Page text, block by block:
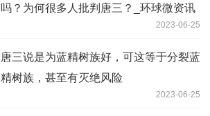
吗？为何很多人批判唐三？_环球微资讯
2023-06-25
唐三说是为蓝精树族好，可这等于分裂蓝
精树族，甚至有灭绝风险
2023-06-25